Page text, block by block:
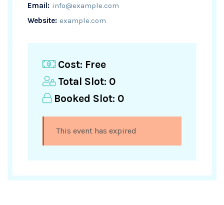
Email: info@example.com
Website: example.com
Cost: Free
Total Slot: 0
Booked Slot: 0
This event has expired